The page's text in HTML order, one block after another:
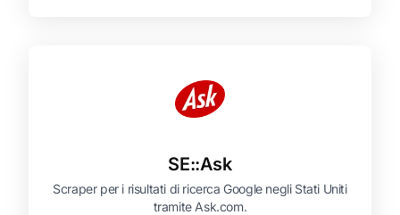
SE::Ask
Scraper per i risultati di ricerca Google negli Stati Uniti
tramite Ask.com.